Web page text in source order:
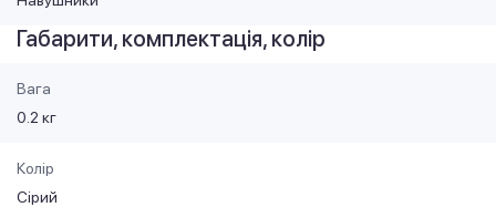
Габарити, комплектація, колір
Вага
0.2 кг
Колір
Сірий